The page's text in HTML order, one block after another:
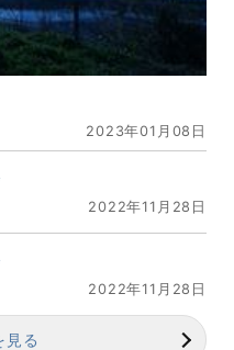
2023年01月08日
2022年11月28日
2022年11月28日
見る